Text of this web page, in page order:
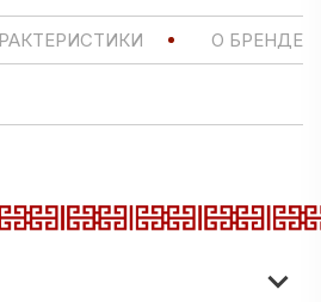
О БРЕНДЕ